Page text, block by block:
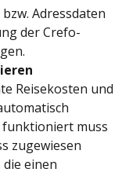
Adressdaten
der Crefo-
Reisekosten und
funktioniert muss
zugewiesen
die einen